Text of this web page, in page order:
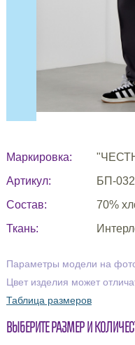
Маркировка:
Артикул:
БП-032
Состав:
70%
Ткань:
Параметры модели на
Цвет изделия может
Таблица размеров
Выберите размер и